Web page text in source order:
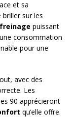
et sa
sur les
freinage puissant
consommation
pour une
avec des
Les
90 apprécieront
qu’elle offre.